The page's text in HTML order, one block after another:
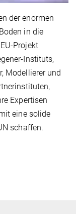
der enormen
in die
Projekt
Instituts,
Modellierer und
Expertisen
eine solide
schaffen.